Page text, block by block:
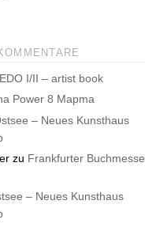
EDO I/II – artist book
Power 8 Mapma
– Neues Kunsthaus
zu Frankfurter Buchmesse
– Neues Kunsthaus